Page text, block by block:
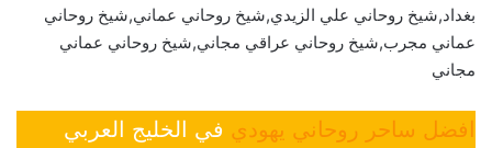
بغداد,شيخ روحاني علي الزيدي,شيخ روحاني عماني,شيخ روحاني
عماني مجرب,شيخ روحاني عراقي مجاني,شيخ روحاني عماني
مجاني
افضل ساحر روحاني يهودي في الخليج العربي